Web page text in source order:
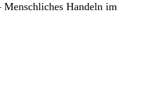
Handeln im